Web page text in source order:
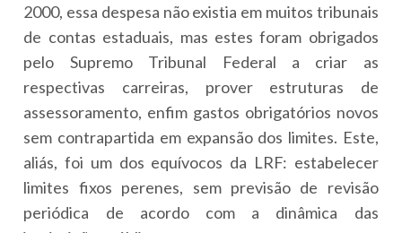
2000, essa despesa não existia em muitos tribunais
de contas estaduais, mas estes foram obrigados
pelo Supremo Tribunal Federal a criar as
respectivas carreiras, prover estruturas de
assessoramento, enfim gastos obrigatórios novos
sem contrapartida em expansão dos limites. Este,
aliás, foi um dos equívocos da LRF: estabelecer
limites fixos perenes, sem previsão de revisão
periódica de acordo com a dinâmica das